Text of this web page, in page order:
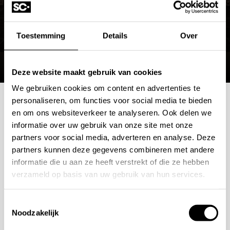
Toestemming Details Over
Deze website maakt gebruik van cookies
We gebruiken cookies om content en advertenties te
personaliseren, om functies voor social media te bieden
en om ons websiteverkeer te analyseren. Ook delen we
informatie over uw gebruik van onze site met onze
partners voor social media, adverteren en analyse. Deze
partners kunnen deze gegevens combineren met andere
informatie die u aan ze heeft verstrekt of die ze hebben
verzameld op basis van uw gebruik van hun services.
Noodzakelijk
Heeft u vragen over deze Saunasofa set?Neem
gerustcontact
op met onze klantenservice.
Wij helpen u graag om uw badkamer compleet te
maken.
Mogelijkheden
bespreken?
Wilt u ook iedere dag genieten van een luxe badkamer?